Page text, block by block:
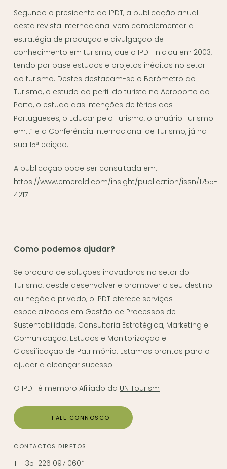
Segundo o presidente do IPDT, a publicação anual
desta revista internacional vem complementar a
estratégia de produção e divulgação de
conhecimento em turismo, que o IPDT iniciou em 2003,
tendo por base estudos e projetos inéditos no setor
do turismo. Destes destacam-se o Barómetro do
Turismo, o estudo do perfil do turista no Aeroporto do
Porto, o estudo das intenções de férias dos
Portugueses, o Educar pelo Turismo, o anuário Turismo
em…” e a Conferência Internacional de Turismo, já na
sua 15ª edição.
A publicação pode ser consultada em:
https://www.emerald.com/insight/publication/issn/1755-
4217
Como podemos ajudar?
Se procura de soluções inovadoras no setor do
Turismo, desde desenvolver e promover o seu destino
ou negócio privado, o IPDT oferece serviços
especializados em Gestão de Processos de
Sustentabilidade, Consultoria Estratégica, Marketing e
Comunicação, Estudos e Monitorização e
Classificação de Património. Estamos prontos para o
ajudar a alcançar sucesso.
O IPDT é membro Afiliado da UN Tourism
FALE CONNOSCO
CONTACTOS DIRETOS
T. +351 226 097 060*